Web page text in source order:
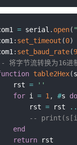
= serial . open(
: set_timeout (0)
: set_baud_rate(
将字节流转换为16进
table2Hex(s
rst
=
''
for i = 1 , #s do
rst
= rst ..
--
end
return